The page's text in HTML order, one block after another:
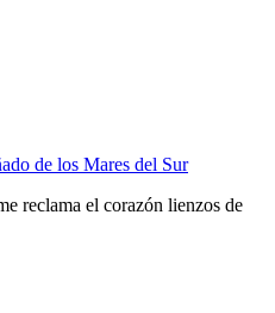
de los Mares del Sur
reclama el corazón lienzos de